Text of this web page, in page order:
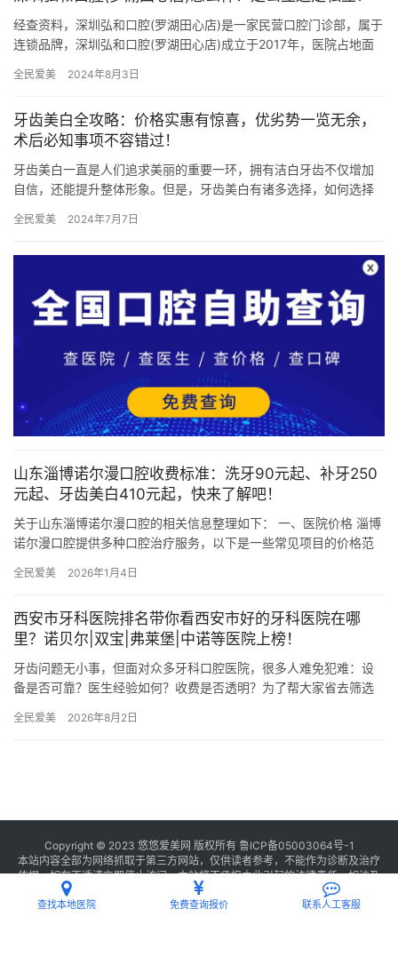
经查资料，深圳弘和口腔(罗湖田心店)是一家民营口腔门诊部，属于
连锁品牌，深圳弘和口腔(罗湖田心店)成立于2017年，医院占地面
全民爱美 2024年8月3日
牙齿美白全攻略：价格实惠有惊喜，优劣势一览无余，
术后必知事项不容错过！
牙齿美白一直是人们追求美丽的重要一环，拥有洁白牙齿不仅增加
自信，还能提升整体形象。但是，牙齿美白有诸多选择，如何选择
合人群…
全民爱美 2024年7月7日
山东淄博诺尔漫口腔收费标准：洗牙90元起、补牙250
元起、牙齿美白410元起，快来了解吧！
关于山东淄博诺尔漫口腔的相关信息整理如下： 一、医院价格 淄博
诺尔漫口腔提供多种口腔治疗服务，以下是一些常见项目的价格范
全民爱美 2026年1月4日
西安市牙科医院排名带你看西安市好的牙科医院在哪
里？诺贝尔|双宝|弗莱堡|中诺等医院上榜！
牙齿问题无小事，但面对众多牙科口腔医院，很多人难免犯难：设
备是否可靠？医生经验如何？收费是否透明？为了帮大家省去筛选
医院…
全民爱美 2026年8月2日
Copyright © 2023 悠悠爱美网 版权所有 鲁ICP备05003064号-1
本站内容全部为网络抓取于第三方网站，仅供读者参考，不能作为诊断及治疗
依据，如有不适请立即停止访问，本站将不承担由此引起的法律责任。如涉及
联系我们
查找本地医院 免费查询报价 联系人工客服